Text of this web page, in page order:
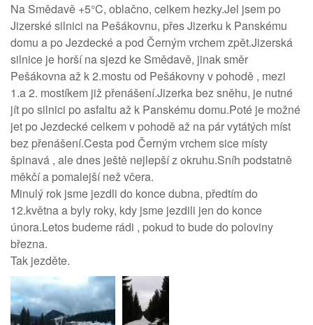
Na Smědavě +5°C, oblačno, celkem hezky.Jel jsem po
Jizerské silnici na Pešákovnu, přes Jizerku k Panskému
domu a po Jezdecké a pod Černým vrchem zpět.Jizerská
silnice je horší na sjezd ke Smědavě, jinak směr
Pešákovna až k 2.mostu od Pešákovny v pohodě , mezi
1.a 2. mostíkem již přenášení.Jizerka bez sněhu, je nutné
jít po silnici po asfaltu až k Panskému domu.Poté je možné
jet po Jezdecké celkem v pohodě až na pár vytátých míst
bez přenášení.Cesta pod Černým vrchem sice místy
špinavá , ale dnes ještě nejlepší z okruhu.Sníh podstatně
měkčí a pomalejší než včera.
Minulý rok jsme jezdli do konce dubna, předtím do
12.května a byly roky, kdy jsme jezdili jen do konce
února.Letos budeme rádi , pokud to bude do poloviny
března.
Tak jezděte.